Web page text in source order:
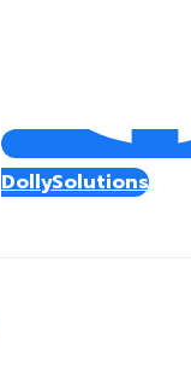
DollySolutions